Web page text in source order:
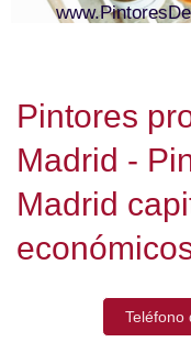
Pintores
Madrid -
Madrid
Teléfono